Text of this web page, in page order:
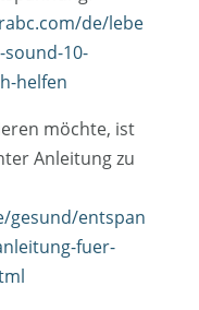
de/lebe
10-
helfen
möchte, ist
Anleitung zu
gesund/entspan
fuer-